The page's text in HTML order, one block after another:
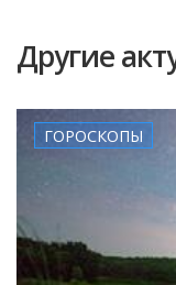
Другие
ГОРОСКОПЫ